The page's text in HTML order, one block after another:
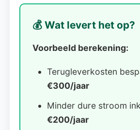
💰 Wat levert het op?
Voorbeeld berekening:
Terugleverkosten
€300/jaar
Minder dure stroom
€200/jaar